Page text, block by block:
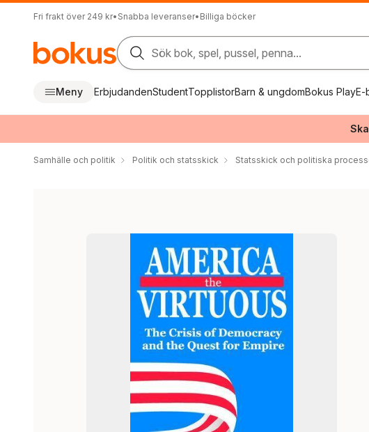
Fri frakt över 249 kr• Snabba leveranser• Billiga böcker
Sök bok, spel, pussel, penna...
Meny ErbjudandenStudentTopplistorBarn & ungdomBokus PlayE-
Samhälle och politik Politik och statsskick Statsskick och politiska